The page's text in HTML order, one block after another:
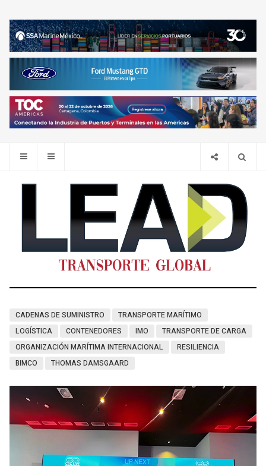
CADENAS DE SUMINISTRO
TRANSPORTE MARÍTIMO
LOGÍSTICA
CONTENEDORES IMO
TRANSPORTE DE CARGA
ORGANIZACIÓN MARÍTIMA INTERNACIONAL
RESILIENCIA
BIMCO
THOMAS DAMSGAARD